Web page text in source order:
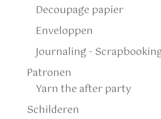
Decoupage papier
Enveloppen
Journaling -
Patronen
Yarn the after party
Schilderen